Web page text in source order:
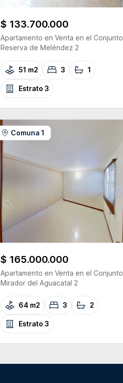
$ 133.700.000
Apartamento en Venta en el Conjunto
Reserva de Meléndez 2
51 m2 3 1
Estrato3
Comuna 1
$ 165.000.000
Apartamento en Venta en el Conjunto
Mirador del Aguacatal 2
64 m2 3 2
Estrato3